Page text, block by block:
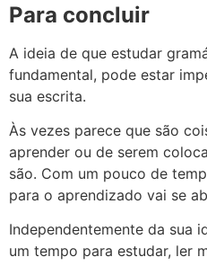
Para concluir
A ideia de que estudar
fundamental, pode estar
sua escrita.
Às vezes parece que são
aprender ou de serem
são. Com um pouco de
para o aprendizado vai se
Independentemente da sua
um tempo para estudar, ler